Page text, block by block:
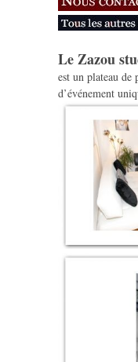
Le Zazou
est un plateau de
d’événement